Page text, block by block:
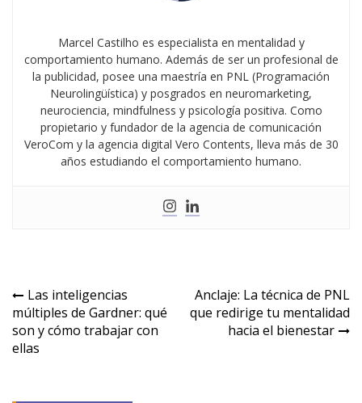
Marcel Castilho es especialista en mentalidad y
comportamiento humano. Además de ser un profesional de
la publicidad, posee una maestría en PNL (Programación
Neurolingüística) y posgrados en neuromarketing,
neurociencia, mindfulness y psicología positiva. Como
propietario y fundador de la agencia de comunicación
VeroCom y la agencia digital Vero Contents, lleva más de 30
años estudiando el comportamiento humano.
Las inteligencias
múltiples de Gardner: qué
son y cómo trabajar con
ellas
Anclaje: La técnica de PNL
que redirige tu mentalidad
hacia el bienestar